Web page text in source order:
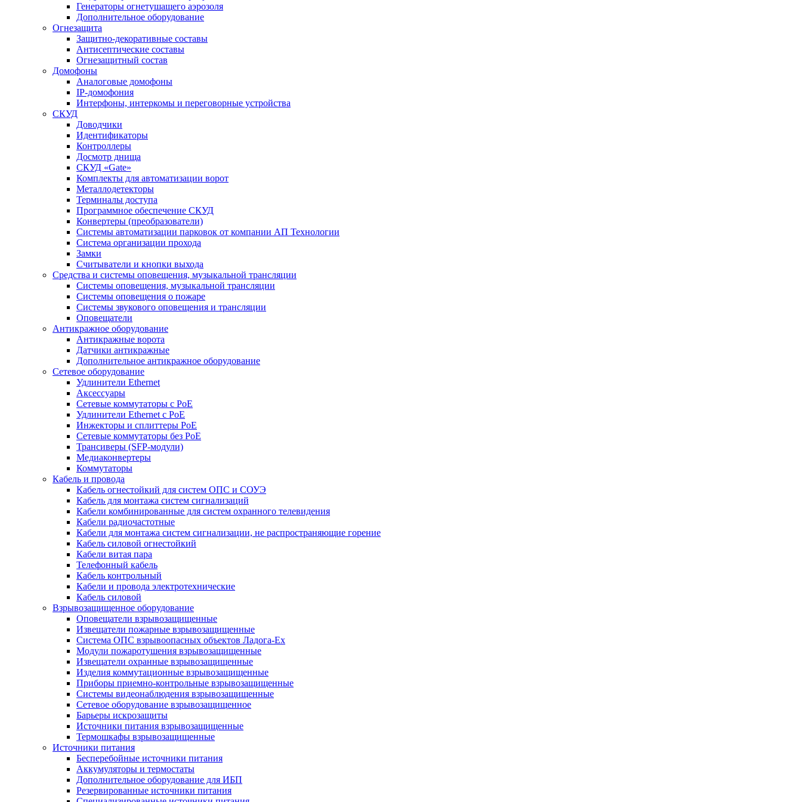
Генераторы огнетушащего аэрозоля
Дополнительное оборудование
Огнезащита
Защитно-декоративные составы
Антисептические составы
Огнезащитный состав
Домофоны
Аналоговые домофоны
IP-домофония
Интерфоны, интеркомы и переговорные устройства
СКУД
Доводчики
Идентификаторы
Контроллеры
Досмотр днища
СКУД «Gate»
Комплекты для автоматизации ворот
Металлодетекторы
Терминалы доступа
Программное обеспечение СКУД
Конвертеры (преобразователи)
Системы автоматизации парковок от компании АП Технологии
Система организации прохода
Замки
Считыватели и кнопки выхода
Средства и системы оповещения, музыкальной трансляции
Системы оповещения, музыкальной трансляции
Системы оповещения о пожаре
Системы звукового оповещения и трансляции
Оповещатели
Антикражное оборудование
Антикражные ворота
Датчики антикражные
Дополнительное антикражное оборудование
Сетевое оборудование
Удлинители Ethernet
Аксессуары
Сетевые коммутаторы с РоЕ
Удлинители Ethernet с PoE
Инжекторы и сплиттеры РоЕ
Сетевые коммутаторы без РоЕ
Трансиверы (SFP-модули)
Медиаконвертеры
Коммутаторы
Кабель и провода
Кабель огнестойкий для систем ОПС и СОУЭ
Кабель для монтажа систем сигнализаций
Кабели комбинированные для систем охранного телевидения
Кабели радиочастотные
Кабели для монтажа систем сигнализации, не распространяющие горение
Кабель силовой огнестойкий
Кабели витая пара
Телефонный кабель
Кабель контрольный
Кабели и провода электротехнические
Кабель силовой
Взрывозащищенное оборудование
Оповещатели взрывозащищенные
Извещатели пожарные взрывозащищенные
Система ОПС взрывоопасных объектов Ладога-Ex
Модули пожаротушения взрывозащищенные
Извещатели охранные взрывозащищенные
Изделия коммутационные взрывозащищенные
Приборы приемно-контрольные взрывозащищенные
Системы видеонаблюдения взрывозащищенные
Сетевое оборудование взрывозащищенное
Барьеры искрозащиты
Источники питания взрывозащищенные
Термошкафы взрывозащищенные
Источники питания
Бесперебойные источники питания
Аккумуляторы и термостаты
Дополнительное оборудование для ИБП
Резервированные источники питания